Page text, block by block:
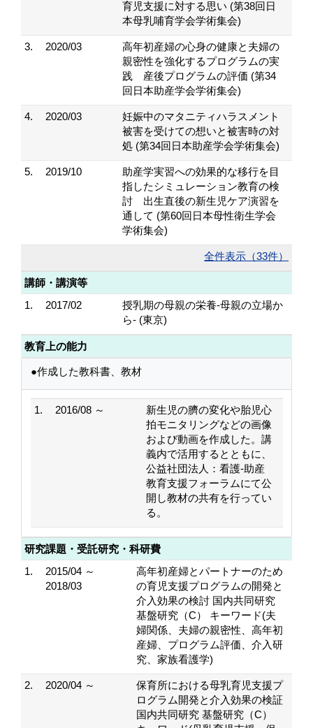
育児支援に対する思い (第38回日
本母乳哺育学会学術集会)
3. 2020/03
高年初産婦の心身の健康と夫婦の
親密性を強化するプログラムの実
践 産後プログラムの評価 (第34
回日本助産学会学術集会)
4. 2020/03
妊娠中のマタニティハラスメント
被害を受けての想いと被害時の対
処 (第34回日本助産学会学術集会)
5. 2019/10
助産学実習への効果的な移行を目
指したシミュレーション教育の検
討 出生直後の新生児ケア演習を
通して (第60回日本母性衛生学会
学術集会)
全件表示（33件）
講師・講演等
1.
2017/02
授乳期の母親の栄養-母親の立場か
ら- (東京)
教育上の能力
●作成した教科書、教材
1. 2016/08 ～
新生児の臍の変化や胎児心
拍モニタリングなどの画像
および動画を作成した。講
義内で活用するとともに、
公益社団法人：看護-助産
教育支援フォーラムにて公
開し教材の共有を行ってい
る。
研究課題・受託研究・科研費
1.
2015/04 ～
2018/03
高年初産婦とパートナーのため
の育児支援プログラムの開発と
介入効果の検討 国内共同研究
基盤研究（C） キーワード(夫
婦関係、夫婦の親密性、高年初
産婦、プログラム評価、介入研
究、家族看護学)
2. 2020/04 ～
保育所における母乳育児支援プ
ログラム開発と介入効果の検証
国内共同研究 基盤研究（C）